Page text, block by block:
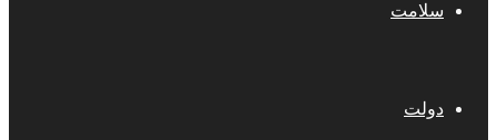
سلامت
دولت